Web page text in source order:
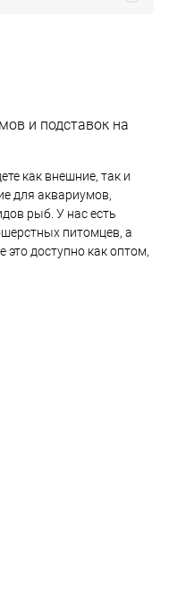
и подставок на
как внешние, так и
для аквариумов,
рыб. У нас есть
питомцев, а
это доступно как оптом,